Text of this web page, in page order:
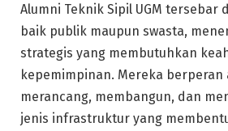
Alumni Teknik Sipil UGM tersebar
baik publik maupun swasta,
strategis yang membutuhkan
kepemimpinan. Mereka berperan
merancang, membangun, dan
jenis infrastruktur yang